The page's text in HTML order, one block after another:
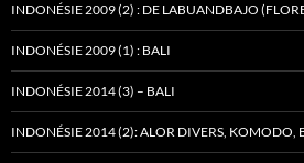
INDONÉSIE 2009 (2) : DE LABUANDBAJO
INDONÉSIE 2009 (1) : BALI
INDONÉSIE 2014 (3) – BALI
INDONÉSIE 2014 (2): ALOR DIVERS, KOMODO,